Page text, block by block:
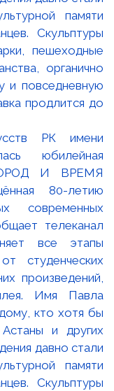
РК имени
юбилейная
И ВРЕМЯ
80-летию
современных
телеканал
все этапы
студенческих
произведений,
Имя Павла
кто хотя бы
и других
давно стали
памяти
Скульптуры